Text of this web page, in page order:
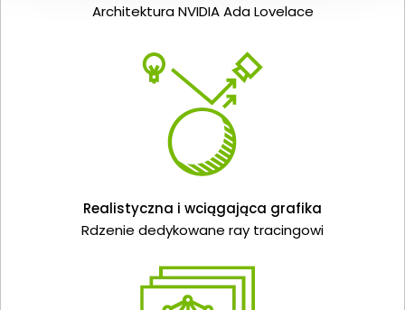
Architektura NVIDIA Ada Lovelace
Realistyczna i wciągająca grafika
Rdzenie dedykowane ray tracingowi